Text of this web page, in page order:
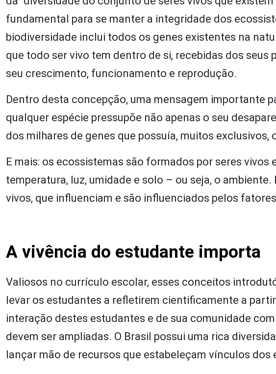
fundamental para se manter a integridade dos
biodiversidade inclui todos os genes existentes na
que todo ser vivo tem dentro de si, recebidas dos seus
seu crescimento, funcionamento e reprodução.
Dentro desta concepção, uma mensagem importante
qualquer espécie pressupõe não apenas o seu
dos milhares de genes que possuía, muitos
E mais: os ecossistemas são formados por seres vivos
temperatura, luz, umidade e solo – ou seja, o
vivos, que influenciam e são influenciados pelos
A vivência do estudante importa
Valiosos no currículo escolar, esses conceitos
levar os estudantes a refletirem cientificamente a
interação destes estudantes e de sua comunidade
devem ser ampliadas. O Brasil possui uma rica
lançar mão de recursos que estabeleçam vínculos dos